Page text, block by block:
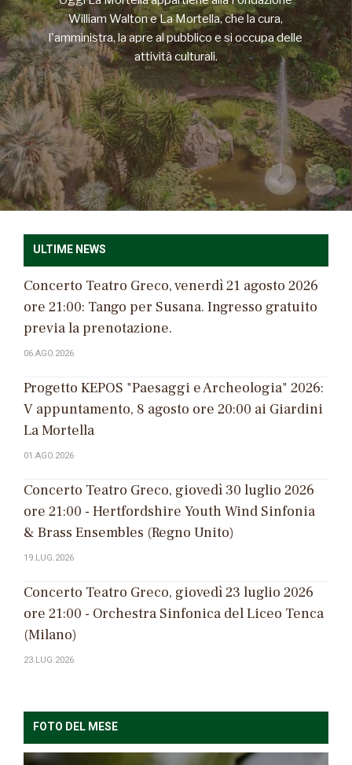
William Walton e La Mortella, che la cura,
l'amministra, la apre al pubblico e si occupa delle
attività culturali.
CONTINUA
ULTIME NEWS
Concerto Teatro Greco, venerdì 21 agosto 2026
ore 21:00: Tango per Susana. Ingresso gratuito
previa la prenotazione.
06.AGO.2026
Progetto KEPOS "Paesaggi e Archeologia" 2026:
V appuntamento, 8 agosto ore 20:00 ai Giardini
La Mortella
01.AGO.2026
Concerto Teatro Greco, giovedì 30 luglio 2026
ore 21:00 - Hertfordshire Youth Wind Sinfonia
& Brass Ensembles (Regno Unito)
19.LUG.2026
Concerto Teatro Greco, giovedì 23 luglio 2026
ore 21:00 - Orchestra Sinfonica del Liceo Tenca
(Milano)
23.LUG.2026
FOTO DEL MESE